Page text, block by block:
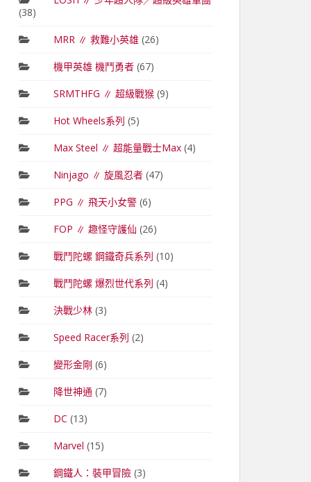
(38)
MRR ∥ 救難小英雄(26)
機甲英雄 機鬥勇者(67)
SRMTHFG ∥ 超級戰猴(9)
Hot Wheels系列 (5)
Max Steel ∥ 超能量戰士Max(4)
Ninjago ∥ 旋風忍者(47)
PPG ∥ 飛天小女警(6)
FOP ∥ 趣怪守護仙 (26)
戰鬥陀螺 鋼鐵奇兵系列 (10)
戰鬥陀螺 爆烈世代系列 (4)
決戰少林(3)
Speed Racer系列 (2)
變形金剛 (6)
降世神通 (7)
DC (13)
Marvel (15)
鋼鐵人：裝甲冒險(3)